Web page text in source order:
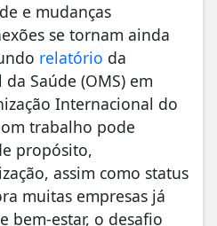
e mudanças
se tornam ainda
relatório da
Saúde (OMS) em
Internacional do
trabalho pode
propósito,
assim como status
muitas empresas já
bem-estar, o desafio